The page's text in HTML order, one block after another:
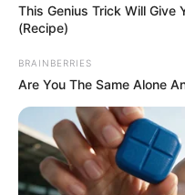
Ο κίνδυνος
είναι πιο ορατός
αναμένεται να
ίσως ο πιο
σύγχρονης
Ο κίνδυνος κλιμάκωσης
ποτέ και ο Μάρτης
ίσως ο πιο σημαντικός
This Genius Trick Will Give
(Recipe)
BRAINBERRIES
Are You The Same Alone